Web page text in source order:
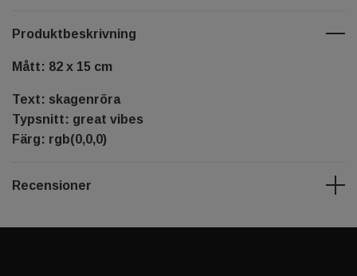
Produktbeskrivning
Mått: 82 x 15 cm
Text: skagenröra
Typsnitt: great vibes
Färg: rgb(0,0,0)
Recensioner